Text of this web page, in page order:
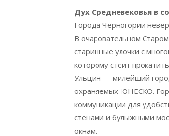
Дух Средневековья в
Города Черногории
В очаровательном
старинные улочки с
которому стоит
Ульцин — милейший
охраняемых ЮНЕСКО.
коммуникации для
стенами и булыжными
окнам.